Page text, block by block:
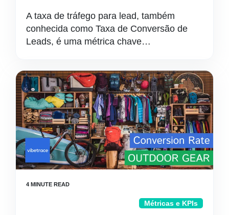
A taxa de tráfego para lead, também
conhecida como Taxa de Conversão de
Leads, é uma métrica chave…
Métricas e KPIs